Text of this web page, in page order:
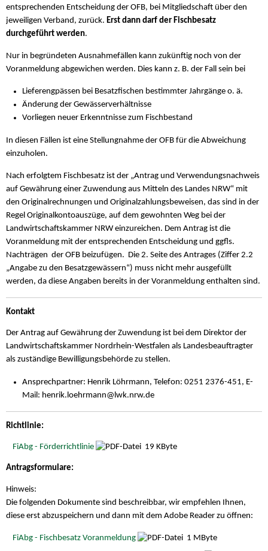
entsprechenden Entscheidung der OFB, bei Mitgliedschaft über den
jeweiligen Verband, zurück. Erst dann darf der Fischbesatz
durchgeführt werden.
Nur in begründeten Ausnahmefällen kann zukünftig noch von der
Voranmeldung abgewichen werden. Dies kann z. B. der Fall sein bei
Lieferengpässen bei Besatzfischen bestimmter Jahrgänge o. ä.
Änderung der Gewässerverhältnisse
Vorliegen neuer Erkenntnisse zum Fischbestand
In diesen Fällen ist eine Stellungnahme der OFB für die Abweichung
einzuholen.
Nach erfolgtem Fischbesatz ist der „Antrag und Verwendungsnachweis
auf Gewährung einer Zuwendung aus Mitteln des Landes NRW“ mit
den Originalrechnungen und Originalzahlungsbeweisen, das sind in der
Regel Originalkontoauszüge, auf dem gewohnten Weg bei der
Landwirtschaftskammer NRW einzureichen. Dem Antrag ist die
Voranmeldung mit der entsprechenden Entscheidung und ggfls.
Nachträgen der OFB beizufügen. Die 2. Seite des Antrages (Ziffer 2.2
„Angabe zu den Besatzgewässern“) muss nicht mehr ausgefüllt
werden, da diese Angaben bereits in der Voranmeldung enthalten sind.
Kontakt
Der Antrag auf Gewährung der Zuwendung ist bei dem Direktor der
Landwirtschaftskammer Nordrhein-Westfalen als Landesbeauftragter
als zuständige Bewilligungsbehörde zu stellen.
Ansprechpartner: Henrik Löhrmann, Telefon: 0251 2376-451, E-
Mail: henrik.loehrmann@ lwk.nrw.de
Richtlinie:
FiAbg - Förderrichtlinie 19 KByte
Antragsformulare:
Hinweis:
Die folgenden Dokumente sind beschreibbar, wir empfehlen Ihnen,
diese erst abzuspeichern und dann mit dem Adobe Reader zu öffnen:
FiAbg - Fischbesatz Voranmeldung 1 MByte